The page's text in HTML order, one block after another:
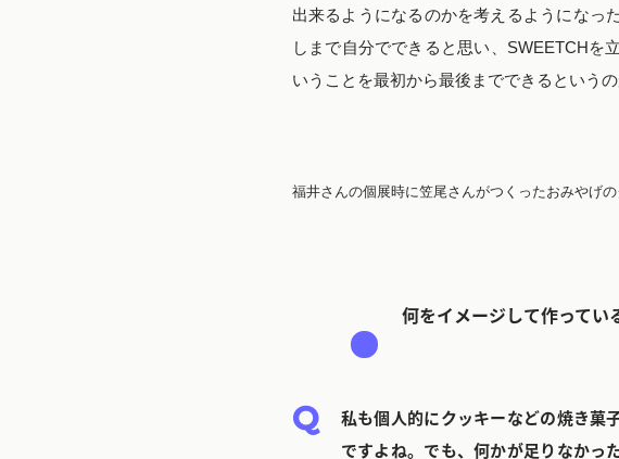
出来るようになるのかを考えるようになっ
しまで自分でできると思い、SWEETCHを
いうことを最初から最後までできるという
福井さんの個展時に笠尾さんがつくったおみやげの
何をイメージして作ってい
私も個人的にクッキーなどの焼き菓
ですよね。でも、何かが足りなかっ